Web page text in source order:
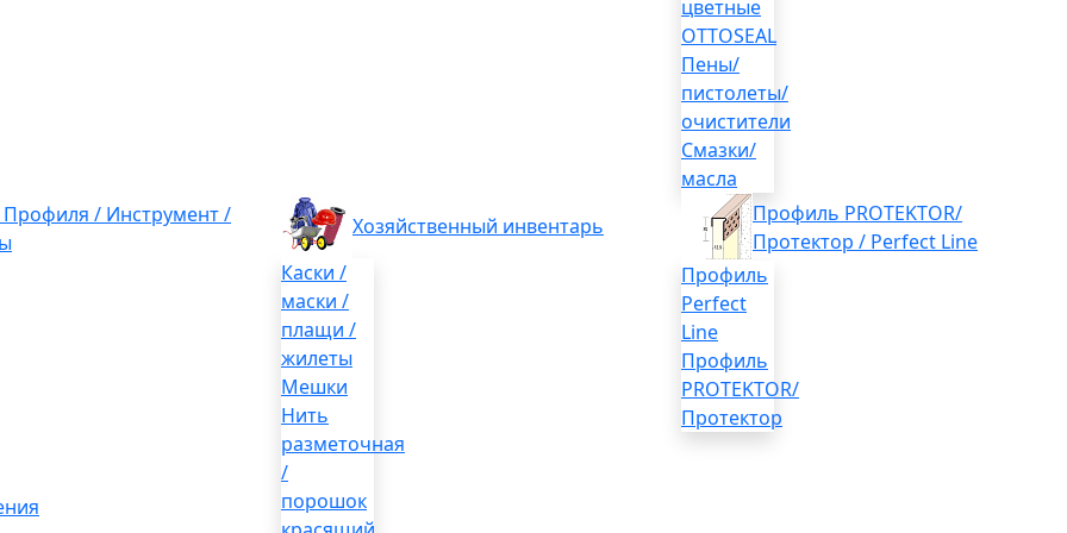
цветные
OTTOSEAL
Пены/
пистолеты/
очистители
Смазки/
масла
Профиля / Инструмент /
Хозяйственный инвентарь
Каски /
маски /
плащи /
жилеты
Мешки
Нить
разметочная
/
порошок
Профиль PROTEKTOR/
Протектор / Perfect Line
Профиль
Perfect
Line
Профиль
PROTEKTOR/
Протектор